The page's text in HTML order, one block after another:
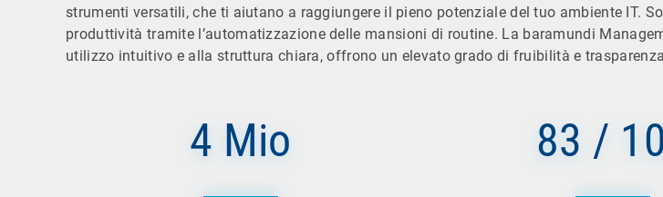
strumenti versatili, che ti aiutano a raggiungere il pieno potenziale del tuo ambiente IT.
produttività tramite l’automatizzazione delle mansioni di routine. La baramundi
utilizzo intuitivo e alla struttura chiara, offrono un elevato grado di fruibilità e
4 Mio 83 /